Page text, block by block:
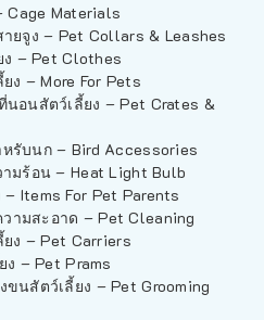
Cage Materials
ยจูง – Pet Collars & Leashes
ง – Pet Clothes
ง – More For Pets
อนสัตว์เลี้ยง – Pet Crates &
รับนก – Bird Accessories
มร้อน – Heat Light Bulb
Items For Pet Parents
ามสะอาด – Pet Cleaning
ยง – Pet Carriers
ง – Pet Prams
นสัตว์เลี้ยง – Pet Grooming